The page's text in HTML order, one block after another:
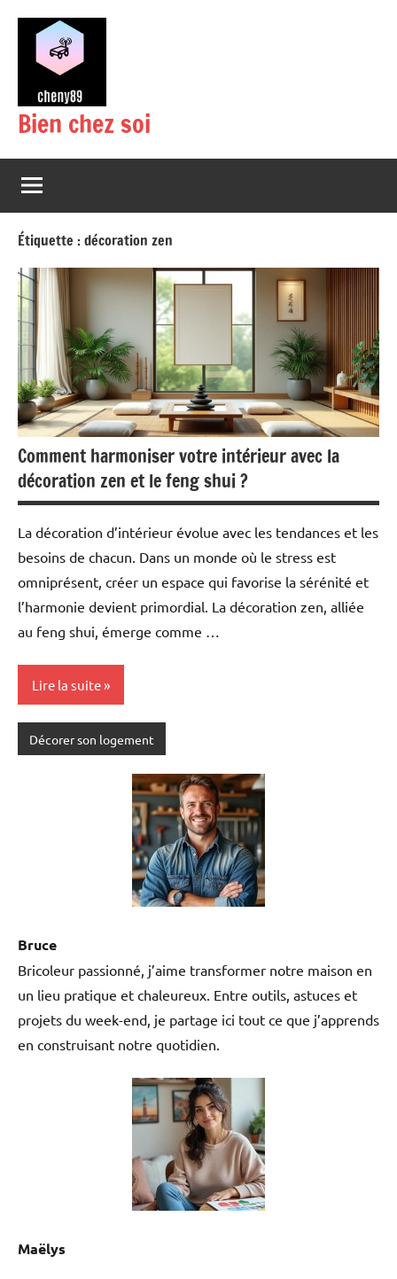
contenu
Bien chez soi
Étiquette :décoration zen
Comment harmoniser votre intérieur avec la
décoration zen et le feng shui ?
La décoration d’intérieur évolue avec les tendances et les
besoins de chacun. Dans un monde où le stress est
omniprésent, créer un espace qui favorise la sérénité et
l’harmonie devient primordial. La décoration zen, alliée
au feng shui, émerge comme …
Lire la suite
Décorer son logement
Bruce
Bricoleur passionné, j’aime transformer notre maison en
un lieu pratique et chaleureux. Entre outils, astuces et
projets du week-end, je partage ici tout ce que j’apprends
en construisant notre quotidien.
Maëlys